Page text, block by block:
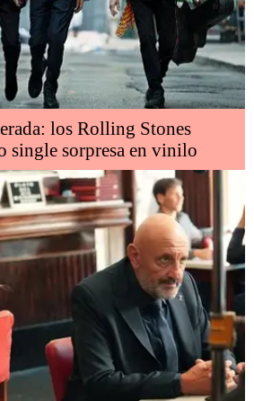
los Rolling Stones
single sorpresa en vinilo